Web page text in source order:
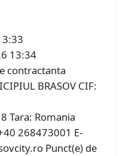
13:34
contractanta
BRASOV CIF:
Tara: Romania
268473001 E-
Punct(e) de